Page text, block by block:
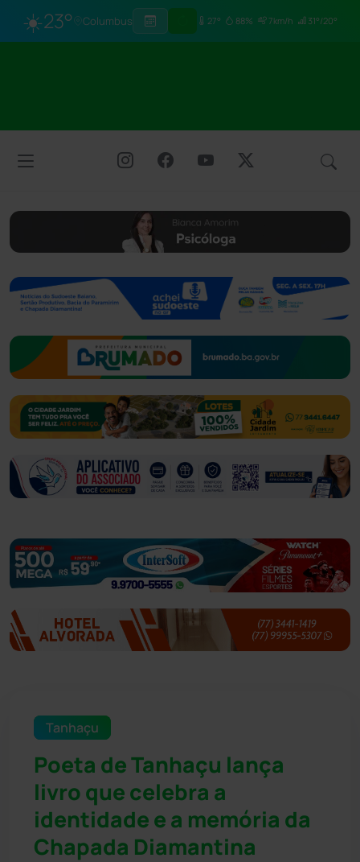
☀️23° Columbus 27° 88% 7km/h 31°/20°
Tanhaçu
Poeta de Tanhaçu lança
livro que celebra a
identidade e a memória da
Chapada Diamantina